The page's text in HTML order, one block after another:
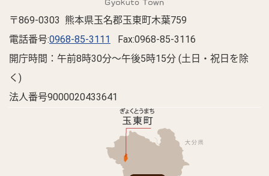
〒869-0303 熊本県玉名郡玉東町木葉759
電話番号:0968-85-3111
Fax:0968-85-3116
開庁時間：午前8時30分～午後5時15分 (土日・祝日を除
く)
法人番号9000020433641